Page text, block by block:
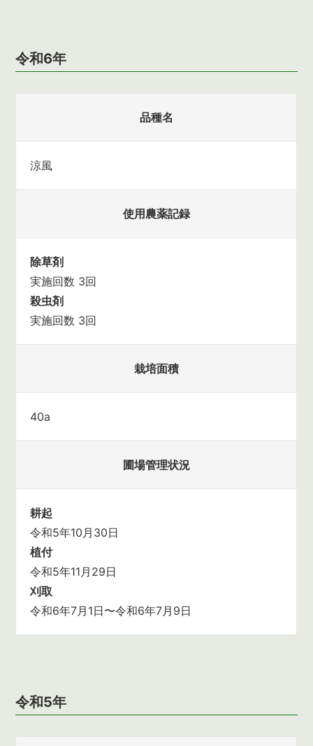
令和6年
品種名
涼風
使用農薬記録
除草剤
実施回数 3回
殺虫剤
実施回数 3回
栽培面積
40a
圃場管理状況
耕起
令和5年10月30日
植付
令和5年11月29日
刈取
令和6年7月1日〜令和6年7月9日
令和5年